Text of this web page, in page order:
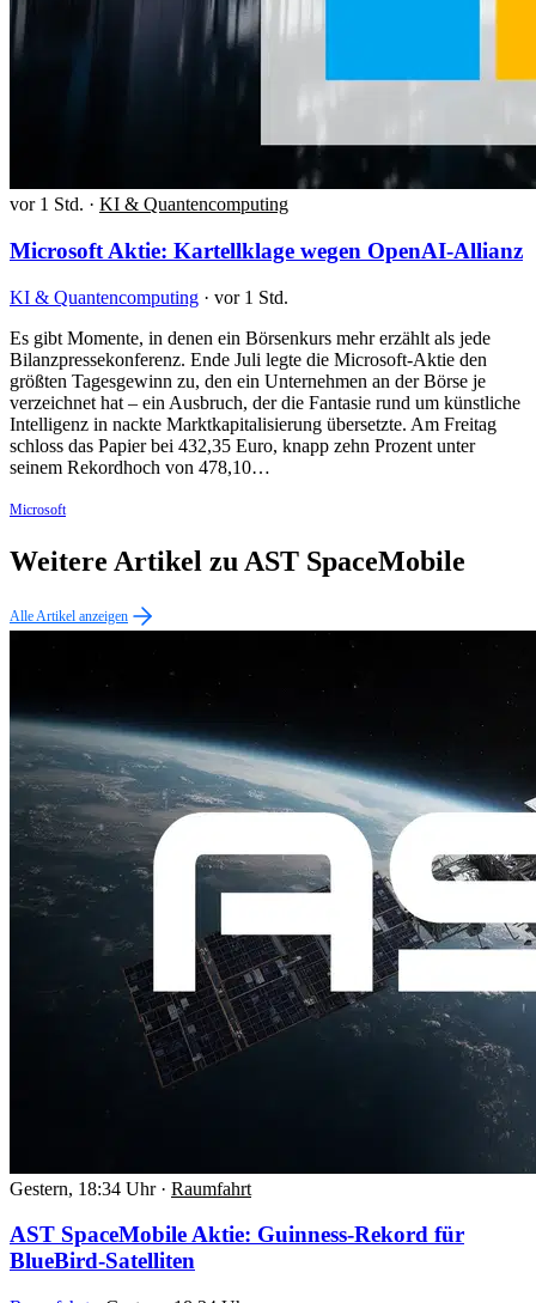
vor 1 Std. · KI & Quantencomputing
Microsoft Aktie: Kartellklage wegen OpenAI-Allianz
KI & Quantencomputing · vor 1 Std.
Es gibt Momente, in denen ein Börsenkurs mehr erzählt als jede
Bilanzpressekonferenz. Ende Juli legte die Microsoft-Aktie den
größten Tagesgewinn zu, den ein Unternehmen an der Börse je
verzeichnet hat – ein Ausbruch, der die Fantasie rund um künstliche
Intelligenz in nackte Marktkapitalisierung übersetzte. Am Freitag
schloss das Papier bei 432,35 Euro, knapp zehn Prozent unter
seinem Rekordhoch von 478,10…
Microsoft
Weitere Artikel zu AST SpaceMobile
Alle Artikel anzeigen
Gestern, 18:34 Uhr · Raumfahrt
AST SpaceMobile Aktie: Guinness-Rekord für
BlueBird-Satelliten